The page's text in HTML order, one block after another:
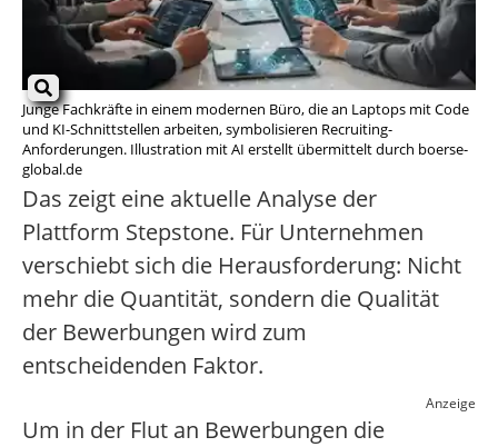
Junge Fachkräfte in einem modernen Büro, die an Laptops mit Code
und KI-Schnittstellen arbeiten, symbolisieren Recruiting-
Anforderungen. Illustration mit AI erstellt übermittelt durch boerse-
global.de
Das zeigt eine aktuelle Analyse der
Plattform Stepstone. Für Unternehmen
verschiebt sich die Herausforderung: Nicht
mehr die Quantität, sondern die Qualität
der Bewerbungen wird zum
entscheidenden Faktor.
Anzeige
Um in der Flut an Bewerbungen die